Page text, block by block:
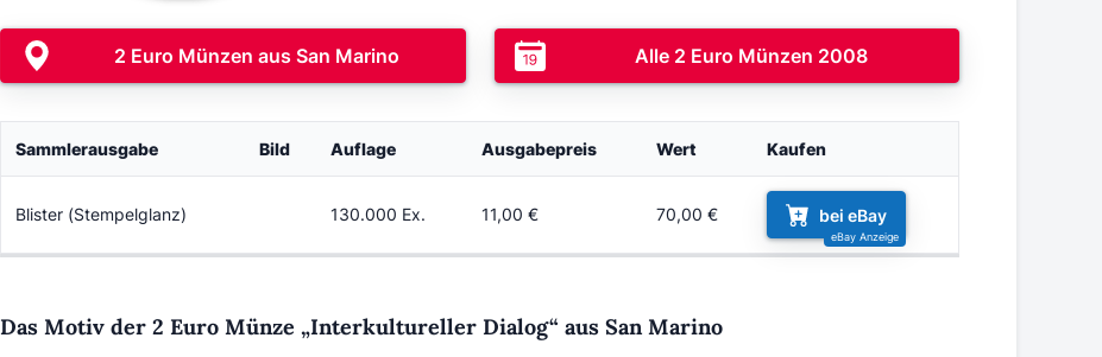
2 Euro Münzen aus San Marino Alle 2 Euro Münzen 2008
Sammlerausgabe Bild Auflage Ausgabepreis Wert Kaufen
Blister (Stempelglanz) 130.000 Ex. 11,00 € 70,00 € bei eBay
Das Motiv der 2 Euro Münze „Interkultureller Dialog“ aus San Marino